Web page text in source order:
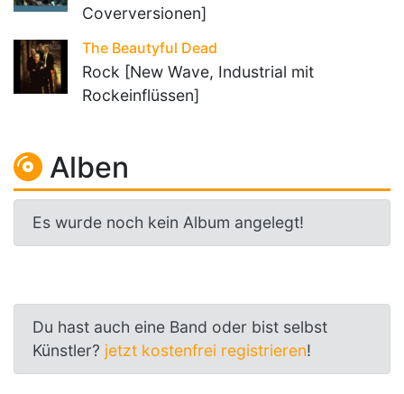
Coverversionen]
The Beautyful Dead
Rock [New Wave, Industrial mit
Rockeinflüssen]
Alben
Es wurde noch kein Album angelegt!
Du hast auch eine Band oder bist selbst
Künstler? jetzt kostenfrei registrieren!